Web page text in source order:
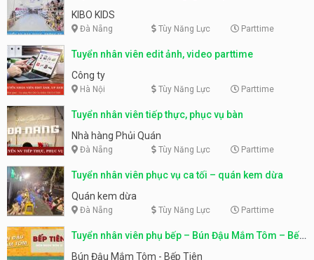
KIBO KIDS
Đà Nẵng Tùy Năng Lực Parttime
Tuyển nhân viên edit ảnh, video parttime
Công ty
Hà Nội Tùy Năng Lực Parttime
Tuyển nhân viên tiếp thực, phục vụ bàn
Nhà hàng Phủi Quán
Đà Nẵng Tùy Năng Lực Parttime
Tuyển nhân viên phục vụ ca tối – quán kem dừa
Quán kem dừa
Đà Nẵng Tùy Năng Lực Parttime
Tuyển nhân viên phụ bếp – Bún Đậu Mắm Tôm – Bếp
Tiên
Bún Đậu Mắm Tôm - Bếp Tiên